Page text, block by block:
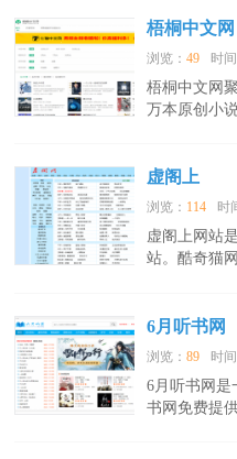
梧桐中文网
浏览：49 时
梧桐中文网
万本原创小
虚阁上
浏览： 114 时
虚阁上网站
站。酷奇猫
6月听书网
浏览：89 时
6月听书网是
书网免费提